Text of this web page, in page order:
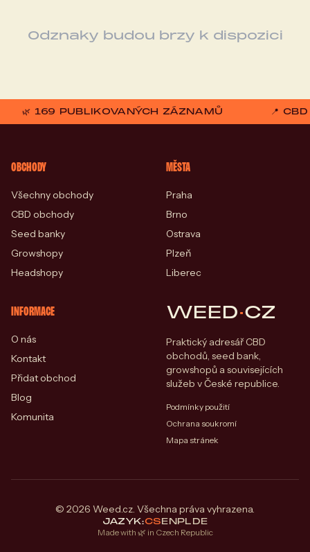
Odznaky budou brzy k dispozici
🌿 169 PUBLIKOVANÝCH ZÁZNAMŮ 📍
OBCHODY
Všechny obchody
CBD obchody
Seed banky
Growshopy
Headshopy
MĚSTA
Praha
Brno
Ostrava
Plzeň
Liberec
INFORMACE
O nás
Kontakt
Přidat obchod
Blog
Komunita
WEED·CZ
Praktický adresář CBD
obchodů, seed bank,
growshopů a souvisejících
služeb v České republice.
Podmínky použití
Ochrana soukromí
Mapa stránek
© 2026 Weed.cz. Všechna práva vyhrazena.
JAZYK:CSENPLDE
Made with 🌿 in Czech Republic